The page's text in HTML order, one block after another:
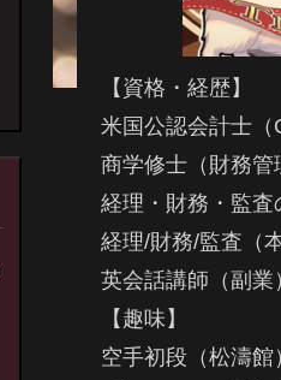
【資格・経歴】
米国公認会計士（
商学修士（財務
経理・財務・監査
経理/財務/監査（本
英会話講師（副業
【趣味】
空手初段（松濤館